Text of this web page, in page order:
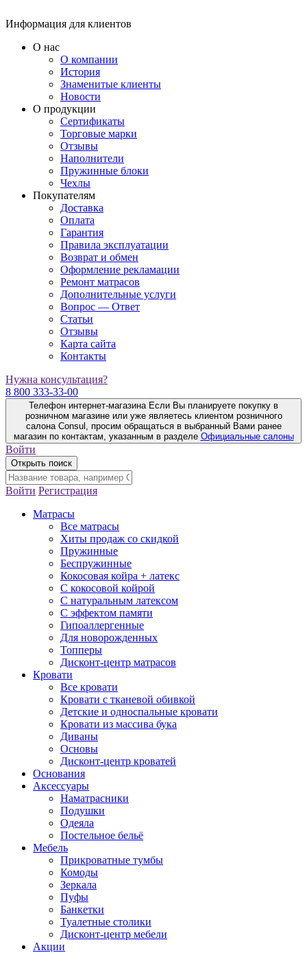
Информация для клиентов
О нас
О компании
История
Знаменитые клиенты
Новости
О продукции
Сертификаты
Торговые марки
Отзывы
Наполнители
Пружинные блоки
Чехлы
Покупателям
Доставка
Оплата
Гарантия
Правила эксплуатации
Возврат и обмен
Оформление рекламации
Ремонт матрасов
Дополнительные услуги
Вопрос — Ответ
Статьи
Отзывы
Карта сайта
Контакты
Нужна консультация?
8 800 333-33-00
Телефон интернет-магазина Если Вы планируете покупку в
розничном магазине или уже являетесь клиентом розничного
салона Consul, просим обращаться в выбранный Вами ранее
магазин по контактам, указанным в разделе Официальные салоны
Войти
Открыть поиск
Войти Регистрация
Матрасы
Все матрасы
Хиты продаж со скидкой
Пружинные
Беспружинные
Кокосовая койра + латекс
С кокосовой койрой
С натуральным латексом
С эффектом памяти
Гипоаллергенные
Для новорожденных
Топперы
Дисконт-центр матрасов
Кровати
Все кровати
Кровати с тканевой обивкой
Детские и односпальные кровати
Кровати из массива бука
Диваны
Основы
Дисконт-центр кроватей
Основания
Аксессуары
Наматрасники
Подушки
Одеяла
Постельное бельё
Мебель
Прикроватные тумбы
Комоды
Зеркала
Пуфы
Банкетки
Туалетные столики
Дисконт-центр мебели
Акции